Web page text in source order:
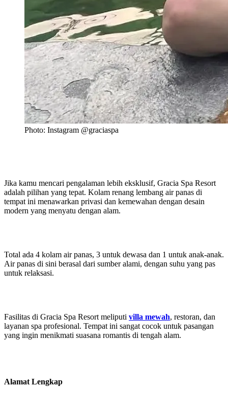
Photo: Instagram @graciaspa
Jika kamu mencari pengalaman lebih eksklusif, Gracia Spa Resort
adalah pilihan yang tepat. Kolam renang lembang air panas di
tempat ini menawarkan privasi dan kemewahan dengan desain
modern yang menyatu dengan alam.
Total ada 4 kolam air panas, 3 untuk dewasa dan 1 untuk anak-anak.
Air panas di sini berasal dari sumber alami, dengan suhu yang pas
untuk relaksasi.
Fasilitas di Gracia Spa Resort meliputi villa mewah, restoran, dan
layanan spa profesional. Tempat ini sangat cocok untuk pasangan
yang ingin menikmati suasana romantis di tengah alam.
Alamat Lengkap